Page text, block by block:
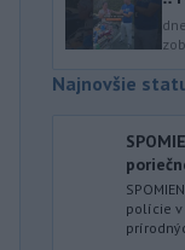
Najnovšie
polície v